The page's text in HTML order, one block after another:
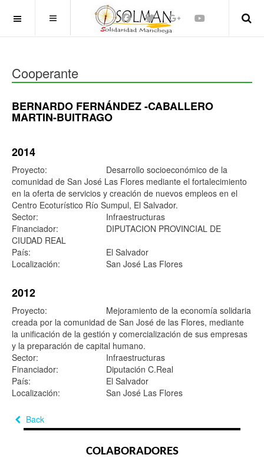
OFF CANVAS
Cooperante
BERNARDO FERNÁNDEZ -CABALLERO
MARTIN-BUITRAGO
2014
Proyecto:
Desarrollo socioeconómico de la
comunidad de San José Las Flores mediante el fortalecimiento
en la oferta de servicios y creación de nuevos empleos en el
Centro Ecoturístico Río Sumpul, El Salvador.
Sector:
Infraestructuras
Financiador:
DIPUTACION PROVINCIAL DE
CIUDAD REAL
País:
El Salvador
Localización:
San José Las Flores
2012
Proyecto:
Mejoramiento de la economía solidaria
creada por la comunidad de San José de las Flores, mediante
la unificación de la gestión y comercialización de sus empresas
y la preparación de capital humano.
Sector:
Infraestructuras
Financiador:
Diputación C.Real
País:
El Salvador
Localización:
San José Las Flores
Back
COLABORADORES